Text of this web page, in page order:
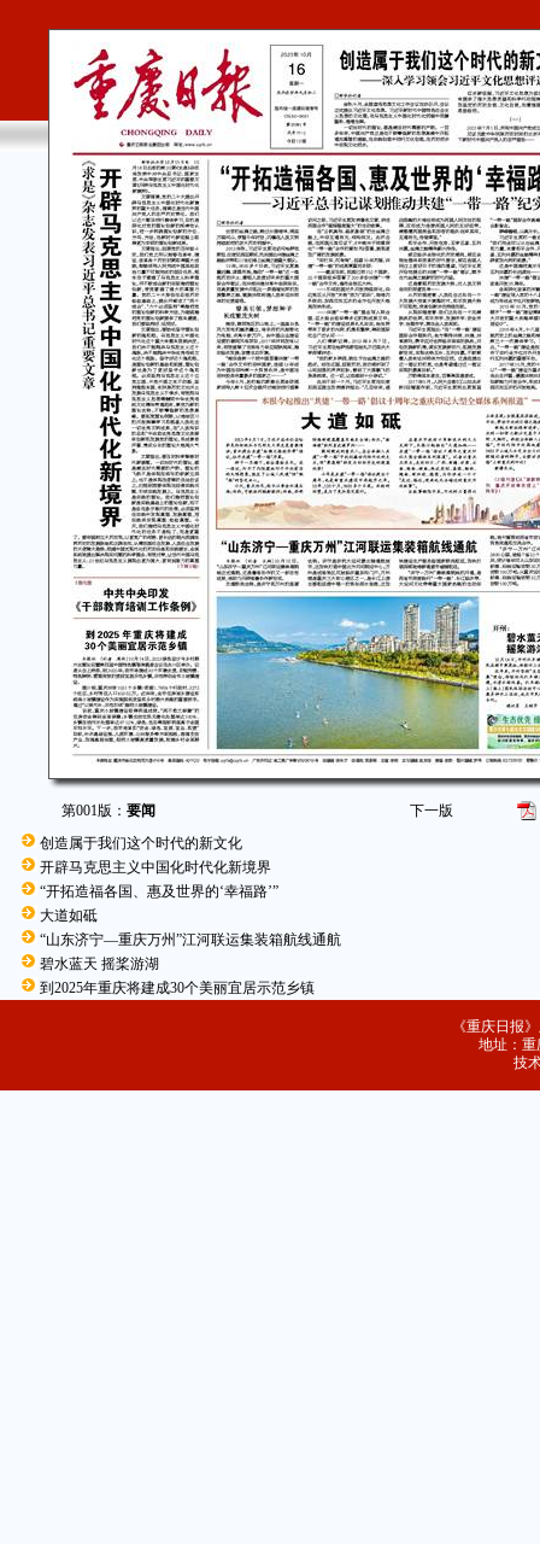
第001版：要闻
下一版
创造属于我们这个时代的新文化
开辟马克思主义中国化时代化新境界
“开拓造福各国、惠及世界的‘幸福路’”
大道如砥
“山东济宁—重庆万州”江河联运集装箱航线通航
碧水蓝天 摇桨游湖
到2025年重庆将建成30个美丽宜居示范乡镇
《重庆日报
地址：重
技